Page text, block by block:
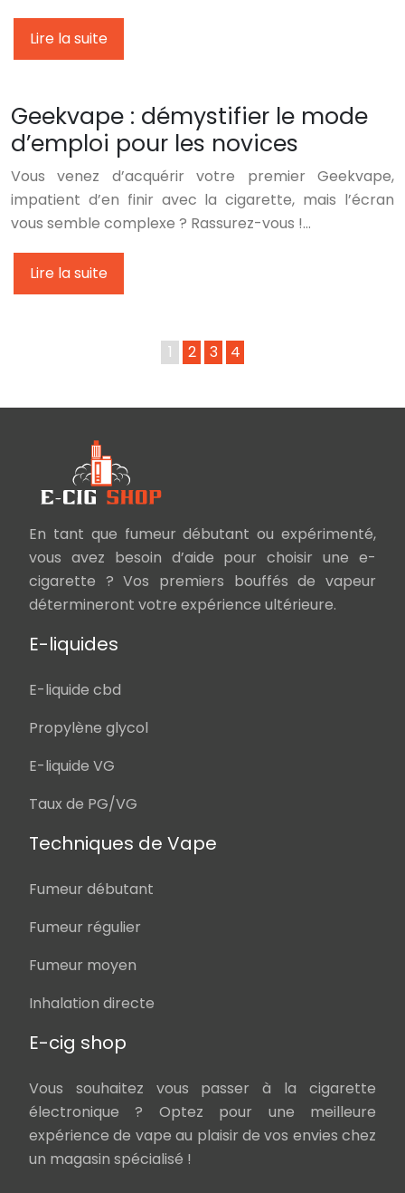
Lire la suite
Geekvape : démystifier le mode
d’emploi pour les novices
Vous venez d’acquérir votre premier Geekvape,
impatient d’en finir avec la cigarette, mais l’écran
vous semble complexe ? Rassurez-vous !…
Lire la suite
1 2 3 4
En tant que fumeur débutant ou expérimenté,
vous avez besoin d’aide pour choisir une e-
cigarette ? Vos premiers bouffés de vapeur
détermineront votre expérience ultérieure.
E-liquides
E-liquide cbd
Propylène glycol
E-liquide VG
Taux de PG/VG
Techniques de Vape
Fumeur débutant
Fumeur régulier
Fumeur moyen
Inhalation directe
E-cig shop
Vous souhaitez vous passer à la cigarette
électronique ? Optez pour une meilleure
expérience de vape au plaisir de vos envies chez
un magasin spécialisé !